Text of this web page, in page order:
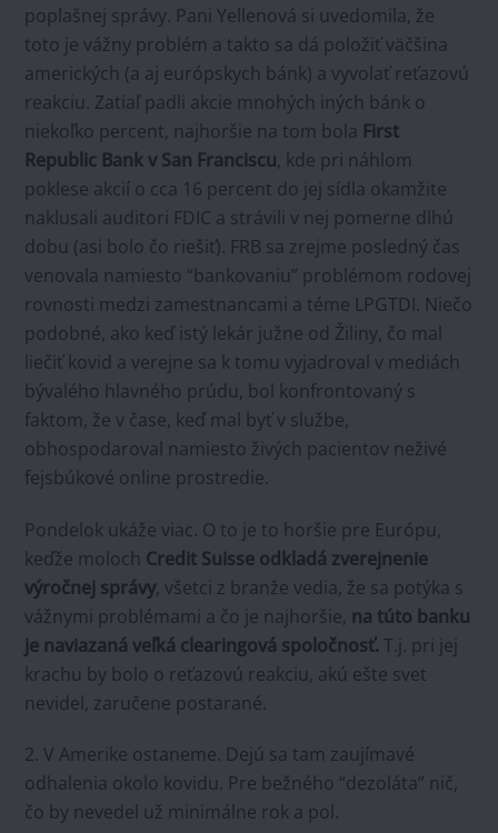
poplašnej správy. Pani Yellenová si uvedomila, že
toto je vážny problém a takto sa dá položiť väčšina
amerických (a aj európskych bánk) a vyvolať reťazovú
reakciu. Zatiaľ padli akcie mnohých iných bánk o
niekoľko percent, najhoršie na tom bola First
Republic Bank v San Franciscu, kde pri náhlom
poklese akcií o cca 16 percent do jej sídla okamžite
naklusali auditori FDIC a strávili v nej pomerne dlhú
dobu (asi bolo čo riešiť). FRB sa zrejme posledný čas
venovala namiesto “bankovaniu” problémom rodovej
rovnosti medzi zamestnancami a téme LPGTDI. Niečo
podobné, ako keď istý lekár južne od Žiliny, čo mal
liečiť kovid a verejne sa k tomu vyjadroval v mediách
bývalého hlavného prúdu, bol konfrontovaný s
faktom, že v čase, keď mal byť v službe,
obhospodaroval namiesto živých pacientov neživé
fejsbúkové online prostredie.
Pondelok ukáže viac. O to je to horšie pre Európu,
keďže moloch Credit Suisse odkladá zverejnenie
výročnej správy, všetci z branže vedia, že sa potýka s
vážnymi problémami a čo je najhoršie, na túto banku
je naviazaná veľká clearingová spoločnosť.T.j. pri jej
krachu by bolo o reťazovú reakciu, akú ešte svet
nevidel, zaručene postarané.
2. V Amerike ostaneme. Dejú sa tam zaujímavé
odhalenia okolo kovidu. Pre bežného “dezoláta” nič,
čo by nevedel už minimálne rok a pol.